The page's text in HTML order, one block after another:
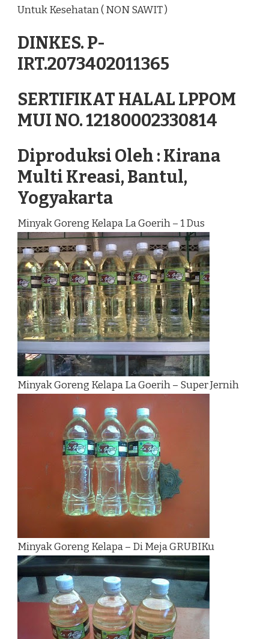
Untuk Kesehatan ( NON SAWIT )
DINKES. P-
IRT.2073402011365
SERTIFIKAT HALAL LPPOM
MUI NO. 12180002330814
Diproduksi Oleh : Kirana
Multi Kreasi, Bantul,
Yogyakarta
Minyak Goreng Kelapa La Goerih – 1 Dus
Minyak Goreng Kelapa La Goerih – Super Jernih
Minyak Goreng Kelapa – Di Meja GRUBIKu